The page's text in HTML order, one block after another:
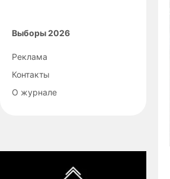
Выборы 2026
Реклама
Контакты
О журнале